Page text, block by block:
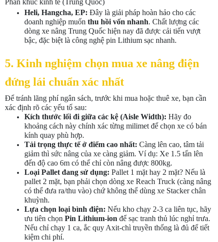
Phân khúc kinh tế (Trung Quốc)
Heli, Hangcha, EP: Đây là giải pháp hoàn hảo cho các
doanh nghiệp muốn thu hồi vốn nhanh. Chất lượng các
dòng xe nâng Trung Quốc hiện nay đã được cải tiến vượt
bậc, đặc biệt là công nghệ pin Lithium sạc nhanh.
5. Kinh nghiệm chọn mua xe nâng điện
đứng lái chuẩn xác nhất
Để tránh lãng phí ngân sách, trước khi mua hoặc thuê xe, bạn cần
xác định rõ các yếu tố sau:
Kích thước lối đi giữa các kệ (Aisle Width): Hãy đo
khoảng cách này chính xác từng milimet để chọn xe có bán
kính quay phù hợp.
Tải trọng thực tế ở điểm cao nhất: Càng lên cao, tâm tải
giảm thì sức nâng của xe càng giảm. Ví dụ: Xe 1.5 tấn lên
đến độ cao 6m có thể chỉ còn nâng được 800kg.
Loại Pallet đang sử dụng: Pallet 1 mặt hay 2 mặt? Nếu là
pallet 2 mặt, bạn phải chọn dòng xe Reach Truck (càng nâng
có thể đưa ra/thu vào) chứ không thể dùng xe Stacker chân
khuỳnh.
Lựa chọn loại bình điện: Nếu kho chạy 2-3 ca liên tục, hãy
ưu tiên chọn Pin Lithium-ion để sạc tranh thủ lúc nghỉ trưa.
Nếu chỉ chạy 1 ca, ắc quy Axit-chì truyền thống là đủ để tiết
kiệm chi phí.